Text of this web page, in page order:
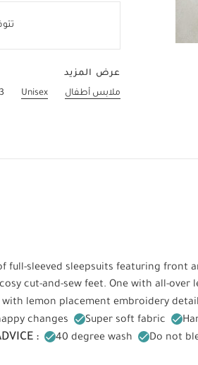
عرض المزيد
ملابس أطفال
Unisex
3 Pack Little Lemons Sleepsuits
full-sleeved sleepsuits featuring front
cut-and-sew feet. One with all-
lemon placement embroidery
changes
Super soft fabric
: 40 degree wash Do not